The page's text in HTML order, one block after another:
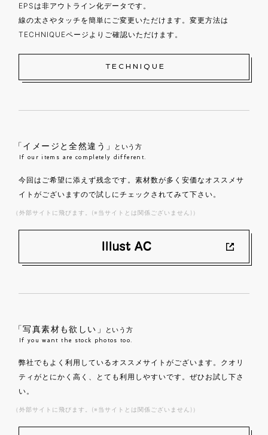
EPSは非アウトライン化データです。
線の太さやタッチを簡単にご変更いただけます。変更方法は
TECHNIQUEページよりご確認いただけます。
TECHNIQUE
「イメージと全然違う」 という方
If our items are completely different.
今回はご希望に添えず残念です。素材数が多く安価なオススメサ
イトがございますので試しにチェックされてみて下さい。
（外部サイトに飛びます。(※当サイトとは関係ございません)）
「写真素材も欲しい」 という方
If you want the stock photos too.
弊社でもよく利用しているオススメサイトがございます。クオリ
ティがとにかく高く、とても利用しやすいです。ぜひお試し下さ
い。
（外部サイトに飛びます。(※当サイトとは関係ございません)）